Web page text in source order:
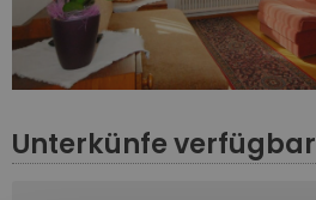
Unterkünfe verfügbar